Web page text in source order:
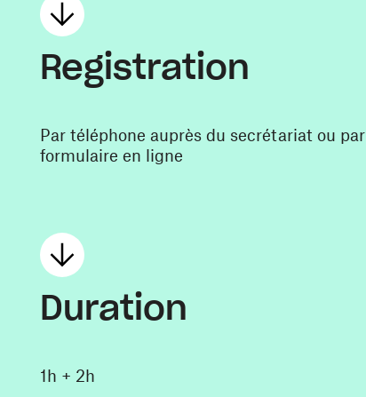
Registration
Par téléphone auprès du secrétariat ou par
formulaire en ligne
Duration
1h + 2h